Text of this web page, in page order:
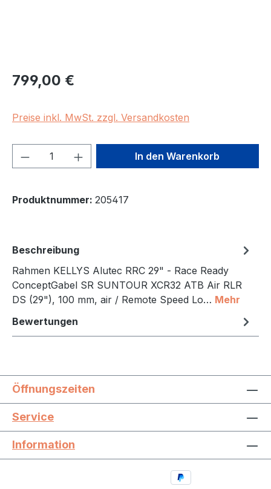
Regulärer Preis:
799,00 €
Preise inkl. MwSt. zzgl. Versandkosten
Produkt Anzahl: Gib denIn den Warenkorb
Produktnummer: 205417
Beschreibung
Rahmen KELLYS Alutec RRC 29" - Race Ready
ConceptGabel SR SUNTOUR XCR32 ATB Air RLR
DS (29"), 100 mm, air / Remote Speed Lo… Mehr
Bewertungen
Öffnungszeiten
Service
Information